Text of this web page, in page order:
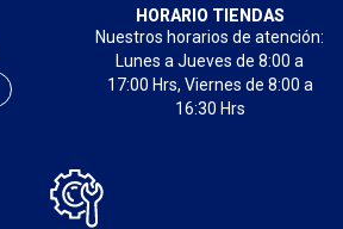
HORARIO TIENDAS
Nuestros horarios de atención:
Lunes a Jueves de 8:00 a
17:00 Hrs, Viernes de 8:00 a
16:30 Hrs